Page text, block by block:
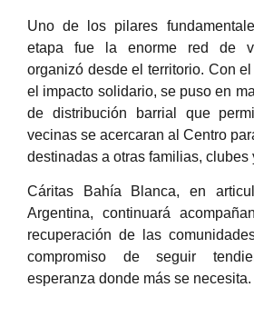
Uno de los pilares
etapa fue la enorme red de
organizó desde el territorio. Con
el impacto solidario, se puso en
de distribución barrial que
vecinas se acercaran al Centro
destinadas a otras familias, clubes
Cáritas Bahía Blanca, en
Argentina, continuará
recuperación de las
compromiso de seguir
esperanza donde más se necesita.